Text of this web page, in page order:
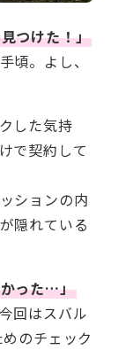
つけた！」
頃。よし、
した気持
で契約して
ションの内
隠れている
かった…」
回はスバル
のチェック